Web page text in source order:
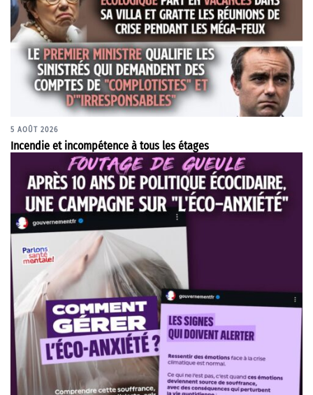
5 AOÛT 2026
Incendie et incompétence à tous les étages